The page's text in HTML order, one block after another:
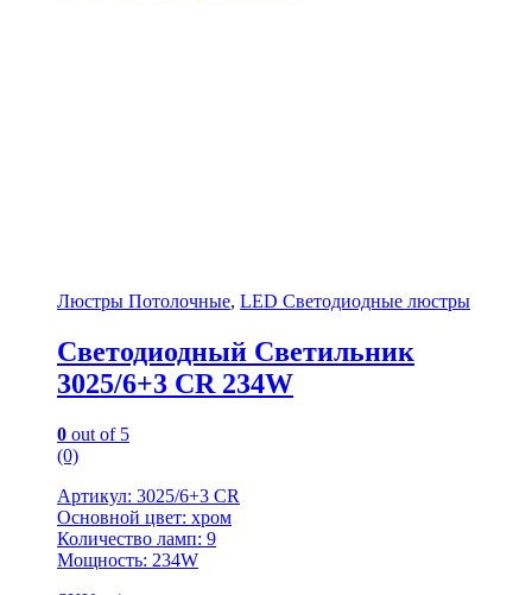
Люстры Потолочные, LED Светодиодные люстры
Светодиодный Светильник
3025/6+3 CR 234W
0 out of 5
(0)
Артикул: 3025/6+3 CR
Основной цвет: хром
Количество ламп: 9
Мощность: 234W